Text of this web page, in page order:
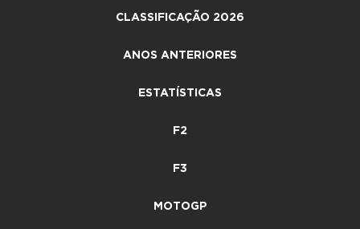
CLASSIFICAÇÃO 2026
ANOS ANTERIORES
ESTATÍSTICAS
F2
F3
MOTOGP